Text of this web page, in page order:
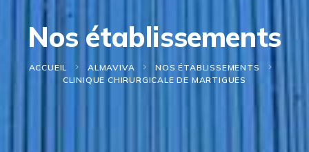
Nos établissements
ACCUEIL ALMAVIVA
NOS ÉTABLISSEMENTS
CLINIQUE CHIRURGICALE DE MARTIGUES